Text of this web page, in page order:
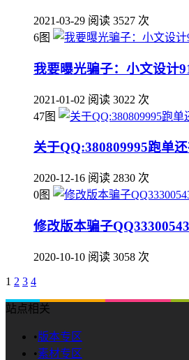
2021-03-29 阅读 3527 次
6图
我要曝光骗子：小文设计
2021-01-02 阅读 3022 次
47图
关于QQ:380809995跑单
2020-12-16 阅读 2830 次
0图
修改版本骗子
2020-10-10 阅读 3058 次
1 2 3 4
站点相关
•版本专区
•素材专区